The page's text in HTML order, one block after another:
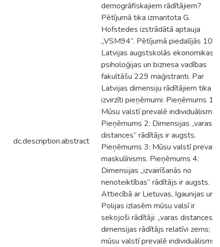
dc.description.abstract
demogrāfiskajiem rādītājiem?
Pētījumā tika izmantota G.
Hofstedes izstrādātā aptauja
„VSM94”. Pētījumā piedalījās 10
Latvijas augstskolās ekonomikas,
psiholoģijas un biznesa vadības
fakultāšu 229 maģistranti. Par
Latvijas dimensiju rādītājiem tika
izvirzīti pieņēmumi: Pieņēmums 1:
Mūsu valstī prevalē individuālisms.
Pieņēmums 2: Dimensijas „varas
distances” rādītājs ir augsts.
Pieņēmums 3: Mūsu valstī prevalē
maskulīnisms. Pieņēmums 4:
Dimensijas „izvairīšanās no
nenoteiktības” rādītājs ir augsts.
Attiecībā ar Lietuvas, Igaunijas un
Polijas izlasēm mūsu valsī ir
sekojoši rādītāji: „varas distances”
dimensijas rādītājs relatīvi zems;
mūsu valstī prevalē individuālisms